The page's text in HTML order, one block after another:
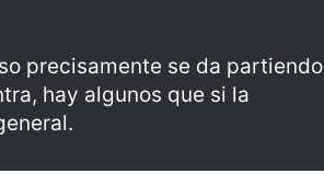
precisamente se da partiendo
hay algunos que si la